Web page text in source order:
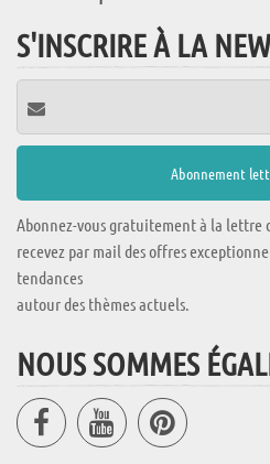
S'INSCRIRE À LA
Abonnez-vous gratuitement à la lettre
recevez par mail des offres
tendances
autour des thèmes actuels.
NOUS SOMMES